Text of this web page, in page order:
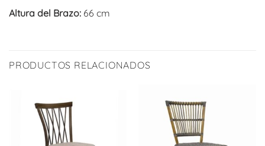
Altura del Brazo: 66 cm
PRODUCTOS RELACIONADOS